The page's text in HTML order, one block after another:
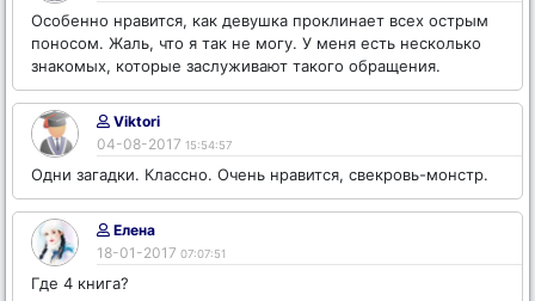
Особенно нравится, как девушка проклинает всех острым
поносом. Жаль, что я так не могу. У меня есть несколько
знакомых, которые заслуживают такого обращения.
Viktori
04-08-2017 15:54:57
Одни загадки. Классно. Очень нравится, свекровь-монстр.
Елена
18-01-2017 07:07:51
Где 4 книга?